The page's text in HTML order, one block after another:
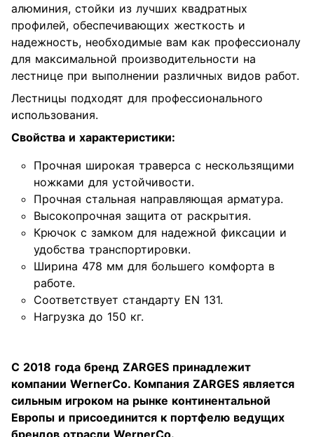
алюминия, стойки из лучших квадратных
профилей, обеспечивающих жесткость и
надежность, необходимые вам как профессионалу
для максимальной производительности на
лестнице при выполнении различных видов работ.
Лестницы подходят для профессионального
использования.
Свойства и характеристики:
Прочная широкая траверса с нескользящими
ножками для устойчивости.
Прочная стальная направляющая арматура.
Высокопрочная защита от раскрытия.
Крючок с замком для надежной фиксации и
удобства транспортировки.
Ширина 478 мм для большего комфорта в
работе.
Соответствует стандарту EN 131.
Нагрузка до 150 кг.
С 2018 года бренд ZARGES принадлежит
компании WernerCo. Компания ZARGES является
сильным игроком на рынке континентальной
Европы и присоединится к портфелю ведущих
брендов отрасли WernerCo.